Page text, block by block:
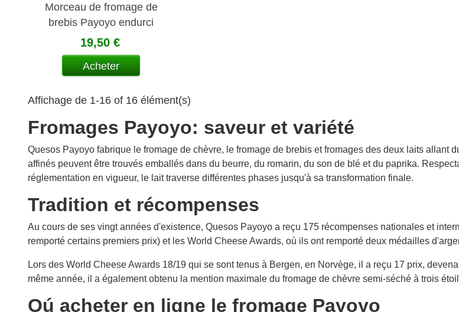
Morceau de fromage de
brebis Payoyo endurci
romarin
19,50 €
Acheter
Affichage de 1-16 of 16 élément(s)
Fromages Payoyo: saveur et variété
Quesos Payoyo fabrique le fromage de chèvre, le fromage de brebis et fromages des deux laits allant
affinés peuvent être trouvés emballés dans du beurre, du romarin, du son de blé et du paprika.
réglementation en vigueur, le lait traverse différentes phases jusqu'à sa transformation finale.
Tradition et récompenses
Au cours de ses vingt années d'existence, Quesos Payoyo a reçu 175 récompenses nationales et
remporté certains premiers prix) et les World Cheese Awards, où ils ont remporté deux médailles
Lors des World Cheese Awards 18/19 qui se sont tenus à Bergen, en Norvège, il a reçu 17 prix,
même année, il a également obtenu la mention maximale du fromage de chèvre semi-séché à trois
Oú acheter en ligne le fromage Payoyo